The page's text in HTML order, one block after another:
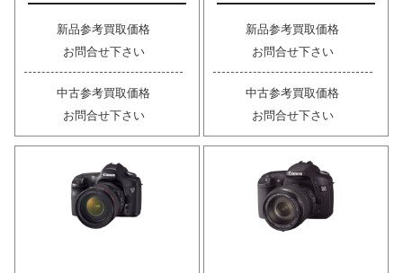
新品参考買取価格
お問合せ下さい
中古参考買取価格
お問合せ下さい
新品参考買取価格
お問合せ下さい
中古参考買取価格
お問合せ下さい